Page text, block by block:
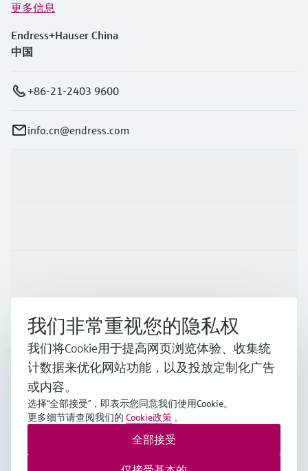
更多信息
Endress+Hauser China
中国
+86-21-2403 9600
info.cn@endress.com
公司
CHN
Endress+Hauser Group Services AG ©版权所有
数据保护
通用条款与条件规范及营业执照
我们非常重视您的隐私权
我们将Cookie用于提高网页浏览体验、收集统
计数据来优化网站功能，以及投放定制化广告
或内容。
选择“全部接受”，即表示您同意我们使用Cookie。
更多细节请查阅我们的 Cookie政策 。
全部接受